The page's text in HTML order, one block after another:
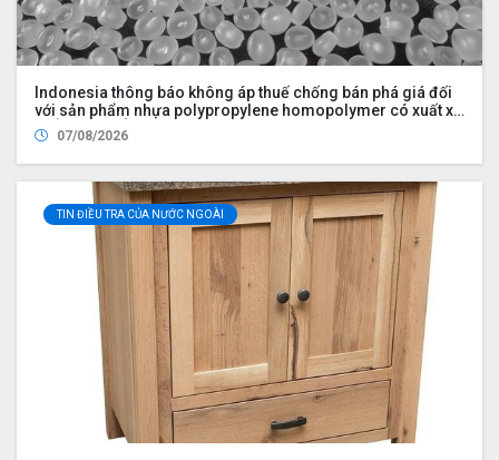
Indonesia thông báo không áp thuế chống bán phá giá đối
với sản phẩm nhựa polypropylene homopolymer có xuất xứ
từ Ả Rập Xê Út, Malaysia, Trung Quốc, Philippines, Hàn
Quốc, Singapore, Thái Lan và Việt Nam
07/08/2026
TIN ĐIỀU TRA CỦA NƯỚC NGOÀI